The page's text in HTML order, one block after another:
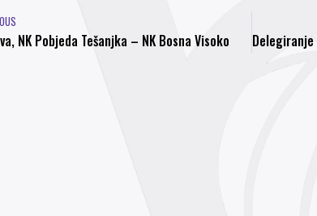
NK Pobjeda Tešanjka – NK Bosna Visoko